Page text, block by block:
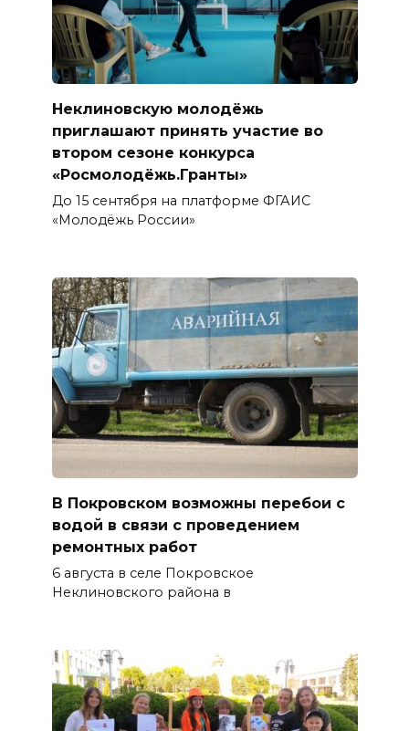
Неклиновскую молодёжь
приглашают принять участие во
втором сезоне конкурса
«Росмолодёжь.Гранты»
До 15 сентября на платформе ФГАИС
«Молодёжь России»
В Покровском возможны перебои с
водой в связи с проведением
ремонтных работ
6 августа в селе Покровское
Неклиновского района в